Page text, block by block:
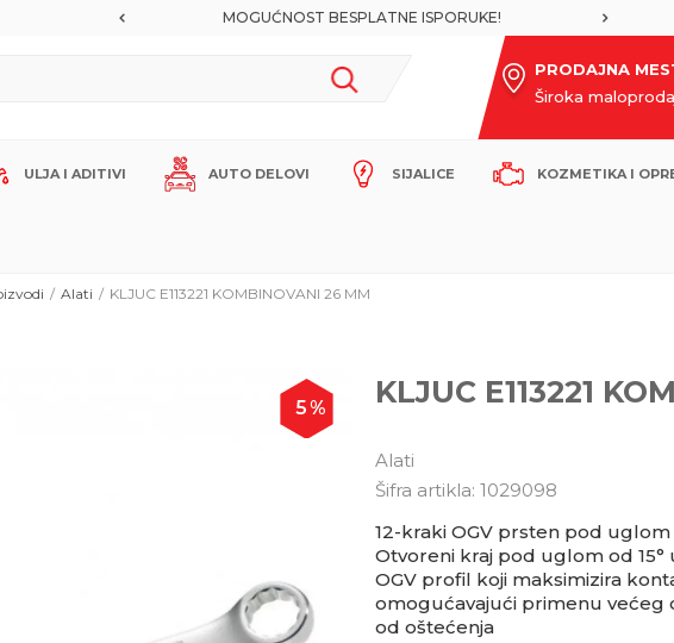
MOGUĆNOST BESPLATNE ISPORUKE!
PRODAJNA
Široka
ULJA I ADITIVI AUTO DELOVI SIJALICE KOZMETIKA I
Alati KLJUC E113221 KOMBINOVANI 26 MM
5% KLJUC E113221
Alati
Šifra artikla: 1029098
12-kraki OGV prsten pod uglom
Otvoreni kraj pod uglom od
OGV profil koji maksimizira
omogućavajući primenu većeg
od oštećenja